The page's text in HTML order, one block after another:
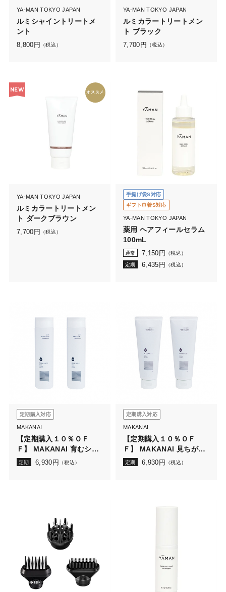
YA-MAN TOKYO JAPAN
ルミシャイントリートメ
ント
8,800 円 （税込）
YA-MAN TOKYO JAPAN
ルミカラートリートメン
ト ブラック
7,700 円 （税込）
NEW オススメ
YA-MAN TOKYO JAPAN
ルミカラートリートメン
ト ダークブラウン
7,700 円 （税込）
手提げ袋S対応
ギフト巾着S対応
YA-MAN TOKYO JAPAN
薬用 ヘアフィールセラム
100mL
通常 7,150 円 （税込）
定期 6,435 円 （税込）
定期購入対応
MAKANAI
【定期購入１０％ＯＦ
Ｆ】 MAKANAI 育むシャ
ンプー（しとやかな椿の
定期 6,930 円 （税込）
定期購入対応
MAKANAI
【定期購入１０％ＯＦ
Ｆ】 MAKANAI 見ちがえ
るトリートメント（しと
定期 6,930 円 （税込）